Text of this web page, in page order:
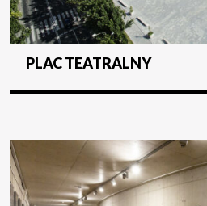
PLAC TEATRALNY